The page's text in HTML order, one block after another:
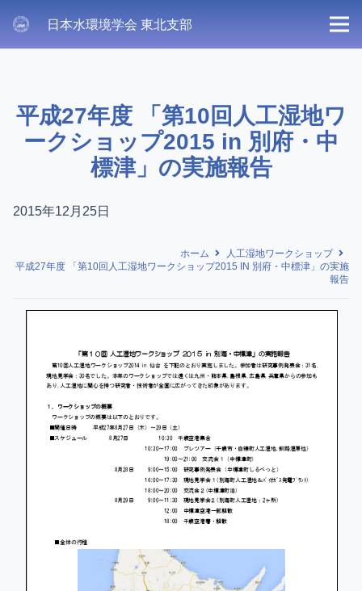
日本水環境学会 東北支部
平成27年度 「第10回人工湿地ワ
ークショップ2015 in 別府・中
標津」の実施報告
2015年12月25日
ホーム
人工湿地ワークショップ
平成27年度 「第10回人工湿地ワークショップ2015 IN 別府・中標津」の実施
報告